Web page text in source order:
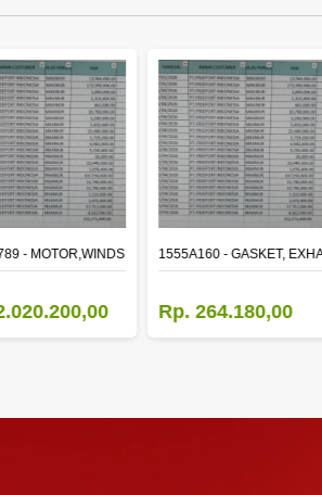
- MOTOR,WINDSHIELD WIPER1555A160 - GASKET,
Rp. 264.180,00